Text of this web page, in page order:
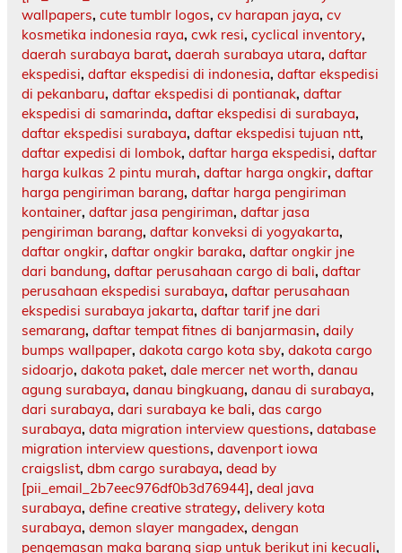
wallpapers, cute tumblr logos, cv harapan jaya, cv
kosmetika indonesia raya, cwk resi, cyclical inventory,
daerah surabaya barat, daerah surabaya utara, daftar
ekspedisi, daftar ekspedisi di indonesia, daftar ekspedisi
di pekanbaru, daftar ekspedisi di pontianak, daftar
ekspedisi di samarinda, daftar ekspedisi di surabaya,
daftar ekspedisi surabaya, daftar ekspedisi tujuan ntt,
daftar expedisi di lombok, daftar harga ekspedisi, daftar
harga kulkas 2 pintu murah, daftar harga ongkir, daftar
harga pengiriman barang, daftar harga pengiriman
kontainer, daftar jasa pengiriman, daftar jasa
pengiriman barang, daftar konveksi di yogyakarta,
daftar ongkir, daftar ongkir baraka, daftar ongkir jne
dari bandung, daftar perusahaan cargo di bali, daftar
perusahaan ekspedisi surabaya, daftar perusahaan
ekspedisi surabaya jakarta, daftar tarif jne dari
semarang, daftar tempat fitnes di banjarmasin, daily
bumps wallpaper, dakota cargo kota sby, dakota cargo
sidoarjo, dakota paket, dale mercer net worth, danau
agung surabaya, danau bingkuang, danau di surabaya,
dari surabaya, dari surabaya ke bali, das cargo
surabaya, data migration interview questions, database
migration interview questions, davenport iowa
craigslist, dbm cargo surabaya, dead by
[pii_email_2b7eec976df0b3d76944], deal java
surabaya, define creative strategy, delivery kota
surabaya, demon slayer mangadex, dengan
pengemasan maka barang siap untuk berikut ini kecuali,